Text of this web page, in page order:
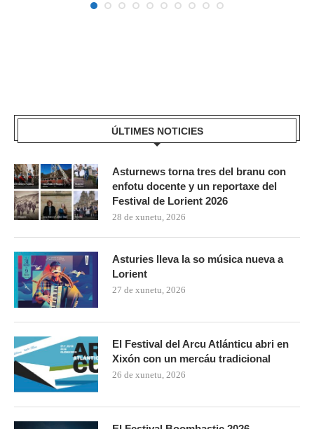
ÚLTIMES NOTICIES
Asturnews torna tres del branu con
enfotu docente y un reportaxe del
Festival de Lorient 2026
28 de xunetu, 2026
Asturies lleva la so música nueva a
Lorient
27 de xunetu, 2026
El Festival del Arcu Atlánticu abri en
Xixón con un mercáu tradicional
26 de xunetu, 2026